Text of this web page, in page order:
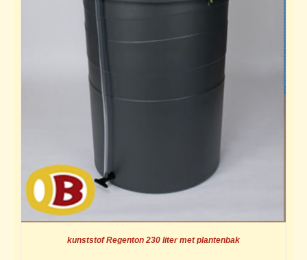
kunststof Regenton 230 liter met plantenbak